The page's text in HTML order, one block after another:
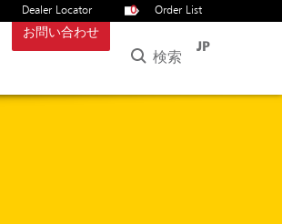
Dealer Locator 0 Order List
お問い合わせ
検索
JP